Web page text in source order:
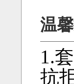
温
1.
抗